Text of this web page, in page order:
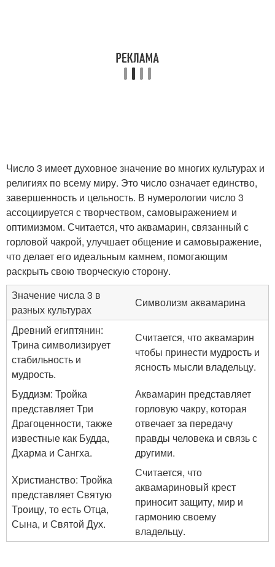
Число 3 имеет духовное значение во многих культурах и
религиях по всему миру. Это число означает единство,
завершенность и цельность. В нумерологии число 3
ассоциируется с творчеством, самовыражением и
оптимизмом. Считается, что аквамарин, связанный с
горловой чакрой, улучшает общение и самовыражение,
что делает его идеальным камнем, помогающим
раскрыть свою творческую сторону.
Значение числа 3 в
разных культурах
Символизм аквамарина
Древний египтянин:
Трина символизирует
стабильность и
мудрость.
Считается, что аквамарин
чтобы принести мудрость и
ясность мысли владельцу.
Буддизм: Тройка
представляет Три
Драгоценности, также
известные как Будда,
Дхарма и Сангха.
Аквамарин представляет
горловую чакру, которая
отвечает за передачу
правды человека и связь с
другими.
Христианство: Тройка
представляет Святую
Троицу, то есть Отца,
Сына, и Святой Дух.
Считается, что
аквамариновый крест
приносит защиту, мир и
гармонию своему
владельцу.